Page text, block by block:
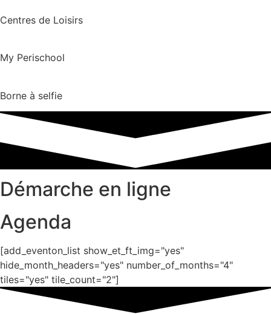
Centres de Loisirs
My Perischool
Borne à selfie
Démarche en ligne
Agenda
[add_eventon_list show_et_ft_img="yes"
hide_month_headers="yes" number_of_months="4"
tiles="yes" tile_count="2"]